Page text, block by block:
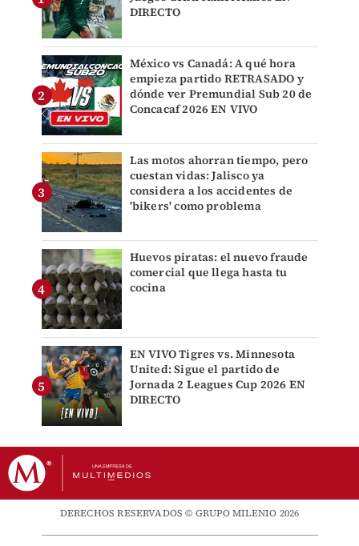
DIRECTO
México vs Canadá: A qué hora
empieza partido RETRASADO y
dónde ver Premundial Sub 20 de
Concacaf 2026 EN VIVO
Las motos ahorran tiempo, pero
cuestan vidas: Jalisco ya
considera a los accidentes de
'bikers' como problema
Huevos piratas: el nuevo fraude
comercial que llega hasta tu
cocina
EN VIVO Tigres vs. Minnesota
United: Sigue el partido de
Jornada 2 Leagues Cup 2026 EN
DIRECTO
DERECHOS RESERVADOS © GRUPO MILENIO 2026